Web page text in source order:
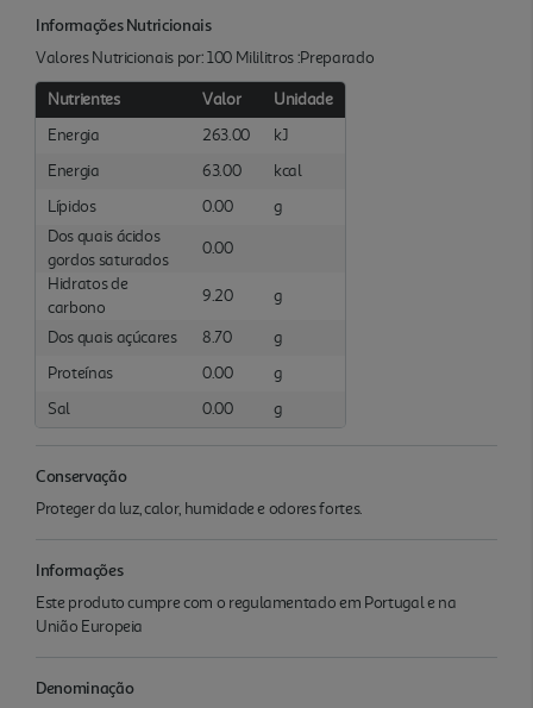
Informações Nutricionais
Valores Nutricionais por: 100 Mililitros :Preparado
Nutrientes Valor
Unidade
Energia
263.00
kJ
Energia
63.00
kcal
Lípidos
0.00
g
Dos quais ácidos
gordos saturados
0.00
Hidratos de
carbono
9.20 g
Dos quais açúcares 8.70
g
Proteínas
0.00
g
Sal
0.00 g
Conservação
Proteger da luz, calor, humidade e odores fortes.
Informações
Este produto cumpre com o regulamentado em Portugal e na
União Europeia
Denominação